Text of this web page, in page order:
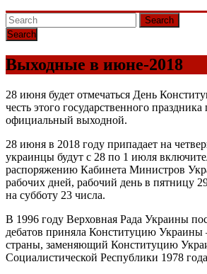
Search
Выходные в июне-2018
28 июня будет отмечаться День
честь этого государственного
официальный выходной.
28 июня в 2018 году припадает на
украинцы будут с 28 по 1 июля
распоряжению Кабинета Министров
рабочих дней, рабочий день в пятницу
на субботу 23 числа.
В 1996 году Верховная Рада Украины
дебатов приняла Конституцию Украины
страны, заменяющий Конституцию
Социалистической Республики 1978